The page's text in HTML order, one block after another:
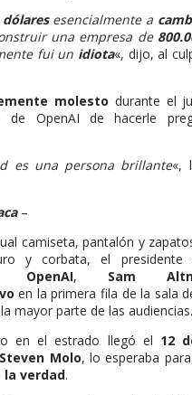
esencialmente a
una empresa de
fui un idiota«, dijo, al
molesto durante el
de OpenAI de hacerle
es una persona brillante«,
–
camiseta, pantalón y
y corbata, el presidente
OpenAI, Sam
en la primera fila de la sala
mayor parte de las audiencias.
en el estrado llegó el 12
Steven Molo, lo esperaba
la verdad.